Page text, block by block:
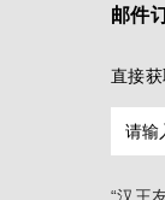
邮件
直接获